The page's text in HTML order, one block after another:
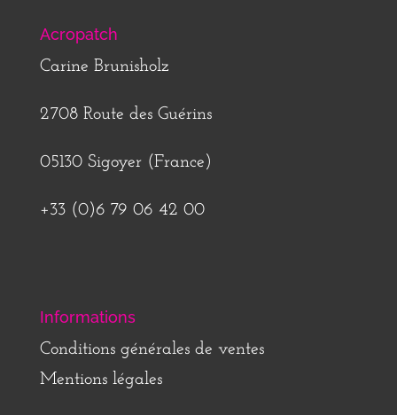
Acropatch
Carine Brunisholz
2708 Route des Guérins
05130 Sigoyer (France)
+33 (0)6 79 06 42 00
Informations
Conditions générales de ventes
Mentions légales